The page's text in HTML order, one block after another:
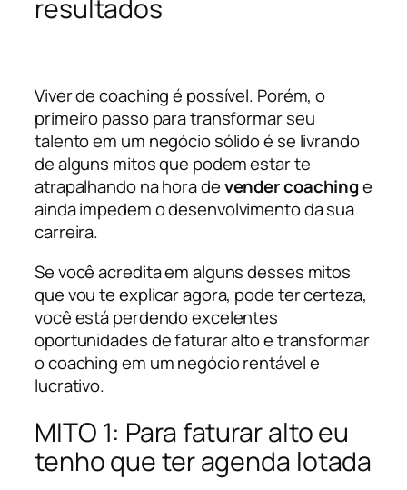
resultados
Viver de coaching é possível. Porém, o
primeiro passo para transformar seu
talento em um negócio sólido é se livrando
de alguns mitos que podem estar te
atrapalhando na hora devender coachinge
ainda impedem o desenvolvimento da sua
carreira.
Se você acredita em alguns desses mitos
que vou te explicar agora, pode ter certeza,
você está perdendo excelentes
oportunidades de faturar alto e transformar
o coaching em um negócio rentável e
lucrativo.
MITO 1: Para faturar alto eu
tenho que ter agenda lotada